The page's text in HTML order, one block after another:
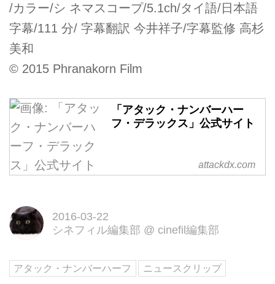
/カラー/シ ネマスコープ/5.1ch/タイ語/日本語
字幕/111 分/ 字幕翻訳 今井祥子/字幕監修 高杉
美和
© 2015 Phranakorn Film
「アタック・ナンバーハー
フ・デラックス」公式サイト
attackdx.com
2016-03-22
シネフィル編集部 @ cinefil編集部
アタック・ナンバーハーフ ニュースクリップ